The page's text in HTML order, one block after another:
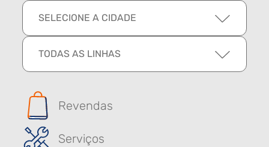
SELECIONE A CIDADE
TODAS AS LINHAS
Revendas
Serviços